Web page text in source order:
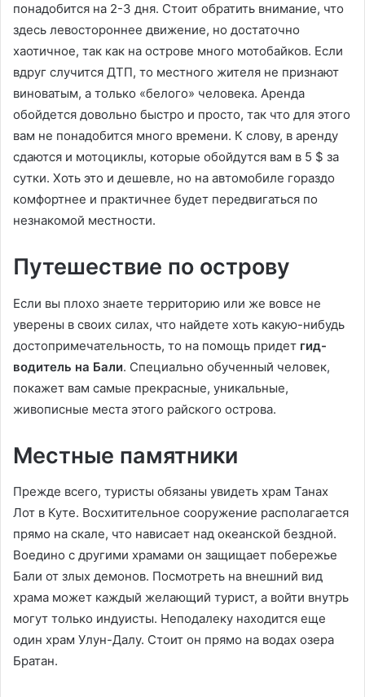
понадобится на 2-3 дня. Стоит обратить внимание, что
здесь левостороннее движение, но достаточно
хаотичное, так как на острове много мотобайков. Если
вдруг случится ДТП, то местного жителя не признают
виноватым, а только «белого» человека. Аренда
обойдется довольно быстро и просто, так что для этого
вам не понадобится много времени. К слову, в аренду
сдаются и мотоциклы, которые обойдутся вам в 5 $ за
сутки. Хоть это и дешевле, но на автомобиле гораздо
комфортнее и практичнее будет передвигаться по
незнакомой местности.
Путешествие по острову
Если вы плохо знаете территорию или же вовсе не
уверены в своих силах, что найдете хоть какую-нибудь
достопримечательность, то на помощь придет гид-
водитель на Бали. Специально обученный человек,
покажет вам самые прекрасные, уникальные,
живописные места этого райского острова.
Местные памятники
Прежде всего, туристы обязаны увидеть храм Танах
Лот в Куте. Восхитительное сооружение располагается
прямо на скале, что нависает над океанской бездной.
Воедино с другими храмами он защищает побережье
Бали от злых демонов. Посмотреть на внешний вид
храма может каждый желающий турист, а войти внутрь
могут только индуисты. Неподалеку находится еще
один храм Улун-Далу. Стоит он прямо на водах озера
Братан.